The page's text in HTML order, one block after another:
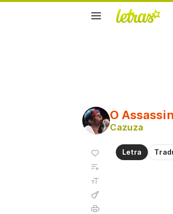
O
Cazuza
Letra
Agregar
favoritos
Agregar